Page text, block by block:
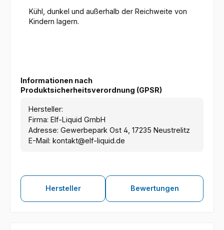
Kühl, dunkel und außerhalb der Reichweite von
Kindern lagern.
Informationen nach
Produktsicherheitsverordnung (GPSR)
Hersteller:
Firma: Elf-Liquid GmbH
Adresse: Gewerbepark Ost 4, 17235 Neustrelitz
E-Mail: kontakt@elf-liquid.de
Hersteller Bewertungen